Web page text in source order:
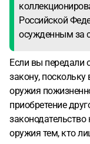
Российской
осужденным за
Если вы передали
закону,
оружия
приобретение
законодательство
оружия тем, кто